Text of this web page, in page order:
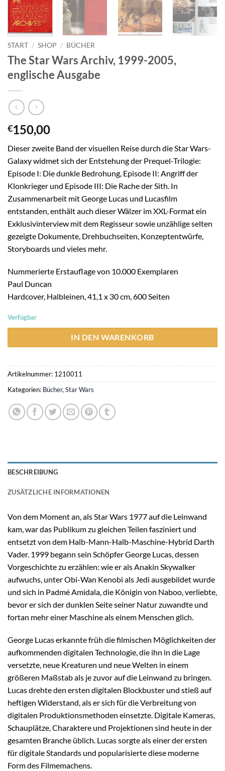
START / SHOP / BÜCHER
The Star Wars Archiv, 1999-2005,
englische Ausgabe
€150,00
Dieser zweite Band der visuellen Reise durch die Star Wars-
Galaxy widmet sich der Entstehung der Prequel-Trilogie:
Episode I: Die dunkle Bedrohung, Episode II: Angriff der
Klonkrieger und Episode III: Die Rache der Sith. In
Zusammenarbeit mit George Lucas und Lucasfilm
entstanden, enthält auch dieser Wälzer im XXL-Format ein
Exklusivinterview mit dem Regisseur sowie unzählige selten
gezeigte Dokumente, Drehbuchseiten, Konzeptentwürfe,
Storyboards und vieles mehr.
Nummerierte Erstauflage von 10.000 Exemplaren
Paul Duncan
Hardcover, Halbleinen, 41,1 x 30 cm, 600 Seiten
Verfügbar
IN DEN WARENKORB
Artikelnummer: 1210011
Kategorien: Bücher, Star Wars
BESCHREIBUNG
ZUSÄTZLICHE INFORMATIONEN
Von dem Moment an, als Star Wars 1977 auf die Leinwand
kam, war das Publikum zu gleichen Teilen fasziniert und
entsetzt von dem Halb-Mann-Halb-Maschine-Hybrid Darth
Vader. 1999 begann sein Schöpfer George Lucas, dessen
Vorgeschichte zu erzählen: wie er als Anakin Skywalker
aufwuchs, unter Obi-Wan Kenobi als Jedi ausgebildet wurde
und sich in Padmé Amidala, die Königin von Naboo, verliebte,
bevor er sich der dunklen Seite seiner Natur zuwandte und
fortan mehr einer Maschine als einem Menschen glich.
George Lucas erkannte früh die filmischen Möglichkeiten der
aufkommenden digitalen Technologie, die ihn in die Lage
versetzte, neue Kreaturen und neue Welten in einem
größeren Maßstab als je zuvor auf die Leinwand zu bringen.
Lucas drehte den ersten digitalen Blockbuster und stieß auf
heftigen Widerstand, als er sich für die Verbreitung von
digitalen Produktionsmethoden einsetzte. Digitale Kameras,
Schauplätze, Charaktere und Projektionen sind heute in der
gesamten Branche üblich. Lucas sorgte als einer der ersten
für digitale Standards und popularisierte diese moderne
Form des Filmemachens.